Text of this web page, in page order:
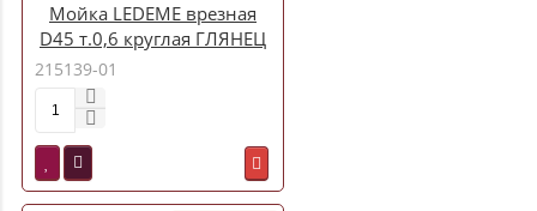
Мойка LEDEME врезная
D45 т.0,6 круглая ГЛЯНЕЦ
бол.сиф. (L84545-6) (+
215139-01